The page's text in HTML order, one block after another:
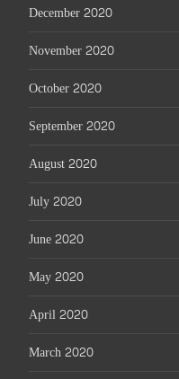
December 2020
November 2020
October 2020
September 2020
August 2020
July 2020
June 2020
May 2020
April 2020
March 2020